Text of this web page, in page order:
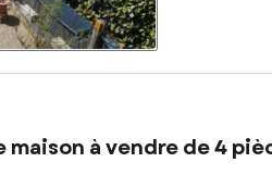
à vendre de 4